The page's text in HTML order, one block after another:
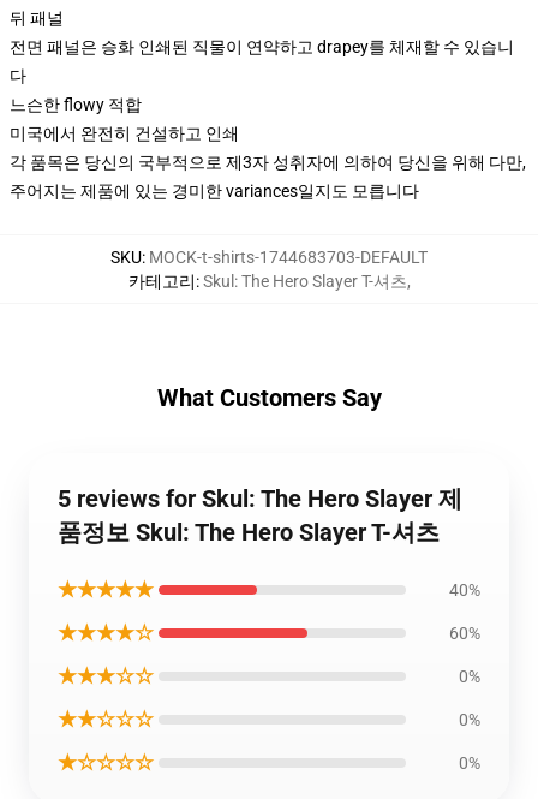
뒤 패널
전면 패널은 승화 인쇄된 직물이 연약하고 drapey를 체재할 수 있습니
다
느슨한 flowy 적합
미국에서 완전히 건설하고 인쇄
각 품목은 당신의 국부적으로 제3자 성취자에 의하여 당신을 위해 다만,
주어지는 제품에 있는 경미한 variances일지도 모릅니다
SKU: MOCK-t-shirts-1744683703-DEFAULT
카테고리:Skul: The Hero Slayer T-셔츠,
What Customers Say
5 reviews for Skul: The Hero Slayer 제
품정보 Skul: The Hero Slayer T-셔츠
★★★★★ 40%
★★★★☆ 60%
★★★☆☆ 0%
★★☆☆☆ 0%
★☆☆☆☆ 0%